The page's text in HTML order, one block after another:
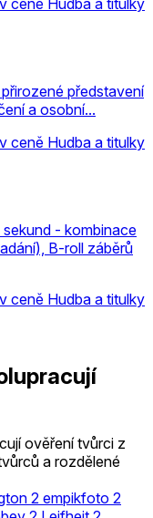
představení
a osobní...
ceně Hudba a titulky
- kombinace
B-roll záběrů
ceně Hudba a titulky
ověření tvůrci z
a rozdělené
2 empikfoto 2